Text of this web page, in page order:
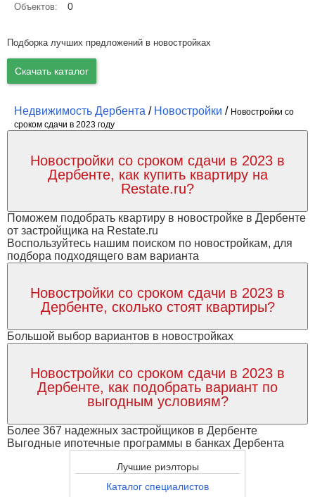
Объектов: 0
Подборка лучших предложений в новостройках
Скачать каталог
Недвижимость Дербента / Новостройки / Новостройки со
сроком сдачи в 2023 году
Новостройки со сроком сдачи в 2023 в
Дербенте, как купить квартиру на
Restate.ru?
Поможем подобрать квартиру в новостройке в Дербенте
от застройщика на Restate.ru
Воспользуйтесь нашим поиском по новостройкам, для
подбора подходящего вам варианта
Новостройки со сроком сдачи в 2023 в
Дербенте, сколько стоят квартиры?
Большой выбор вариантов в новостройках
Новостройки со сроком сдачи в 2023 в
Дербенте, как подобрать вариант по
выгодным условиям?
Более 367 надежных застройщиков в Дербенте
Выгодные ипотечные программы в банках Дербента
Лучшие риэлторы
Каталог специалистов